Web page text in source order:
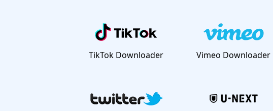
TikTok Downloader Vimeo Downloader